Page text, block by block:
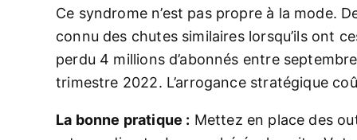
Ce syndrome n’est pas propre à la mode.
connu des chutes similaires lorsqu’ils ont
perdu 4 millions d’abonnés entre
trimestre 2022. L’arrogance stratégique
La bonne pratique : Mettez en place des